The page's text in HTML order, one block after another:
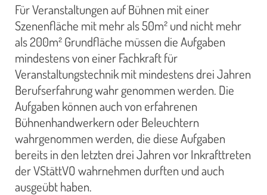
Für Veranstaltungen auf Bühnen mit einer
Szenenfläche mit mehr als 50m² und nicht mehr
als 200m² Grundfläche müssen die Aufgaben
mindestens von einer Fachkraft für
Veranstaltungstechnik mit mindestens drei Jahren
Berufserfahrung wahr genommen werden. Die
Aufgaben können auch von erfahrenen
Bühnenhandwerkern oder Beleuchtern
wahrgenommen werden, die diese Aufgaben
bereits in den letzten drei Jahren vor Inkrafttreten
der VStättVO wahrnehmen durften und auch
ausgeübt haben.